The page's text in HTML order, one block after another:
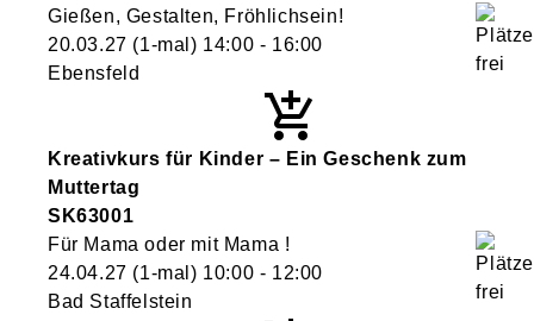
Gießen, Gestalten, Fröhlichsein!
20.03.27 (1-mal) 14:00 - 16:00
Ebensfeld
Kreativkurs für Kinder – Ein Geschenk zum
Muttertag
SK63001
Für Mama oder mit Mama !
24.04.27 (1-mal) 10:00 - 12:00
Bad Staffelstein